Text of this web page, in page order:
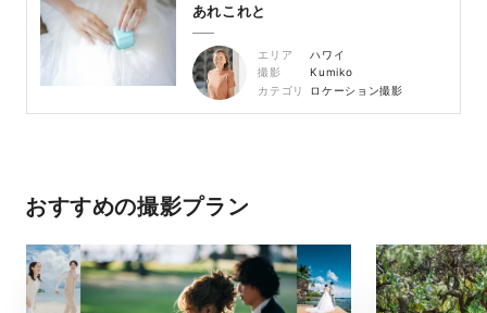
あれこれと
エリア
ハワイ
撮影
Kumiko
カテゴリ
ロケーション撮影
おすすめの撮影プラン